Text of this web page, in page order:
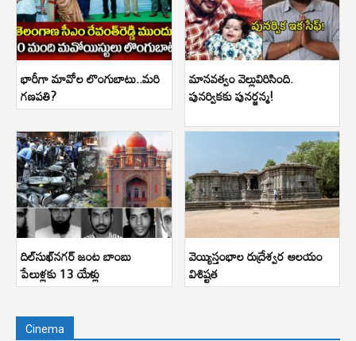
భారీగా మావోల లొంగుబాటు..మరి
గణపతి?
మానవత్వం వెల్లువిరిసింది.
పునర్వికకు పునర్జన్మ!
దిల్‌సుఖ్‌నగర్ జంట బాంబు
పేలుళ్లకు 13 యేళ్లు
వెయ్యిస్తంభాల రుద్రేశ్వర ఆలయం
విశిష్టత
Cinema